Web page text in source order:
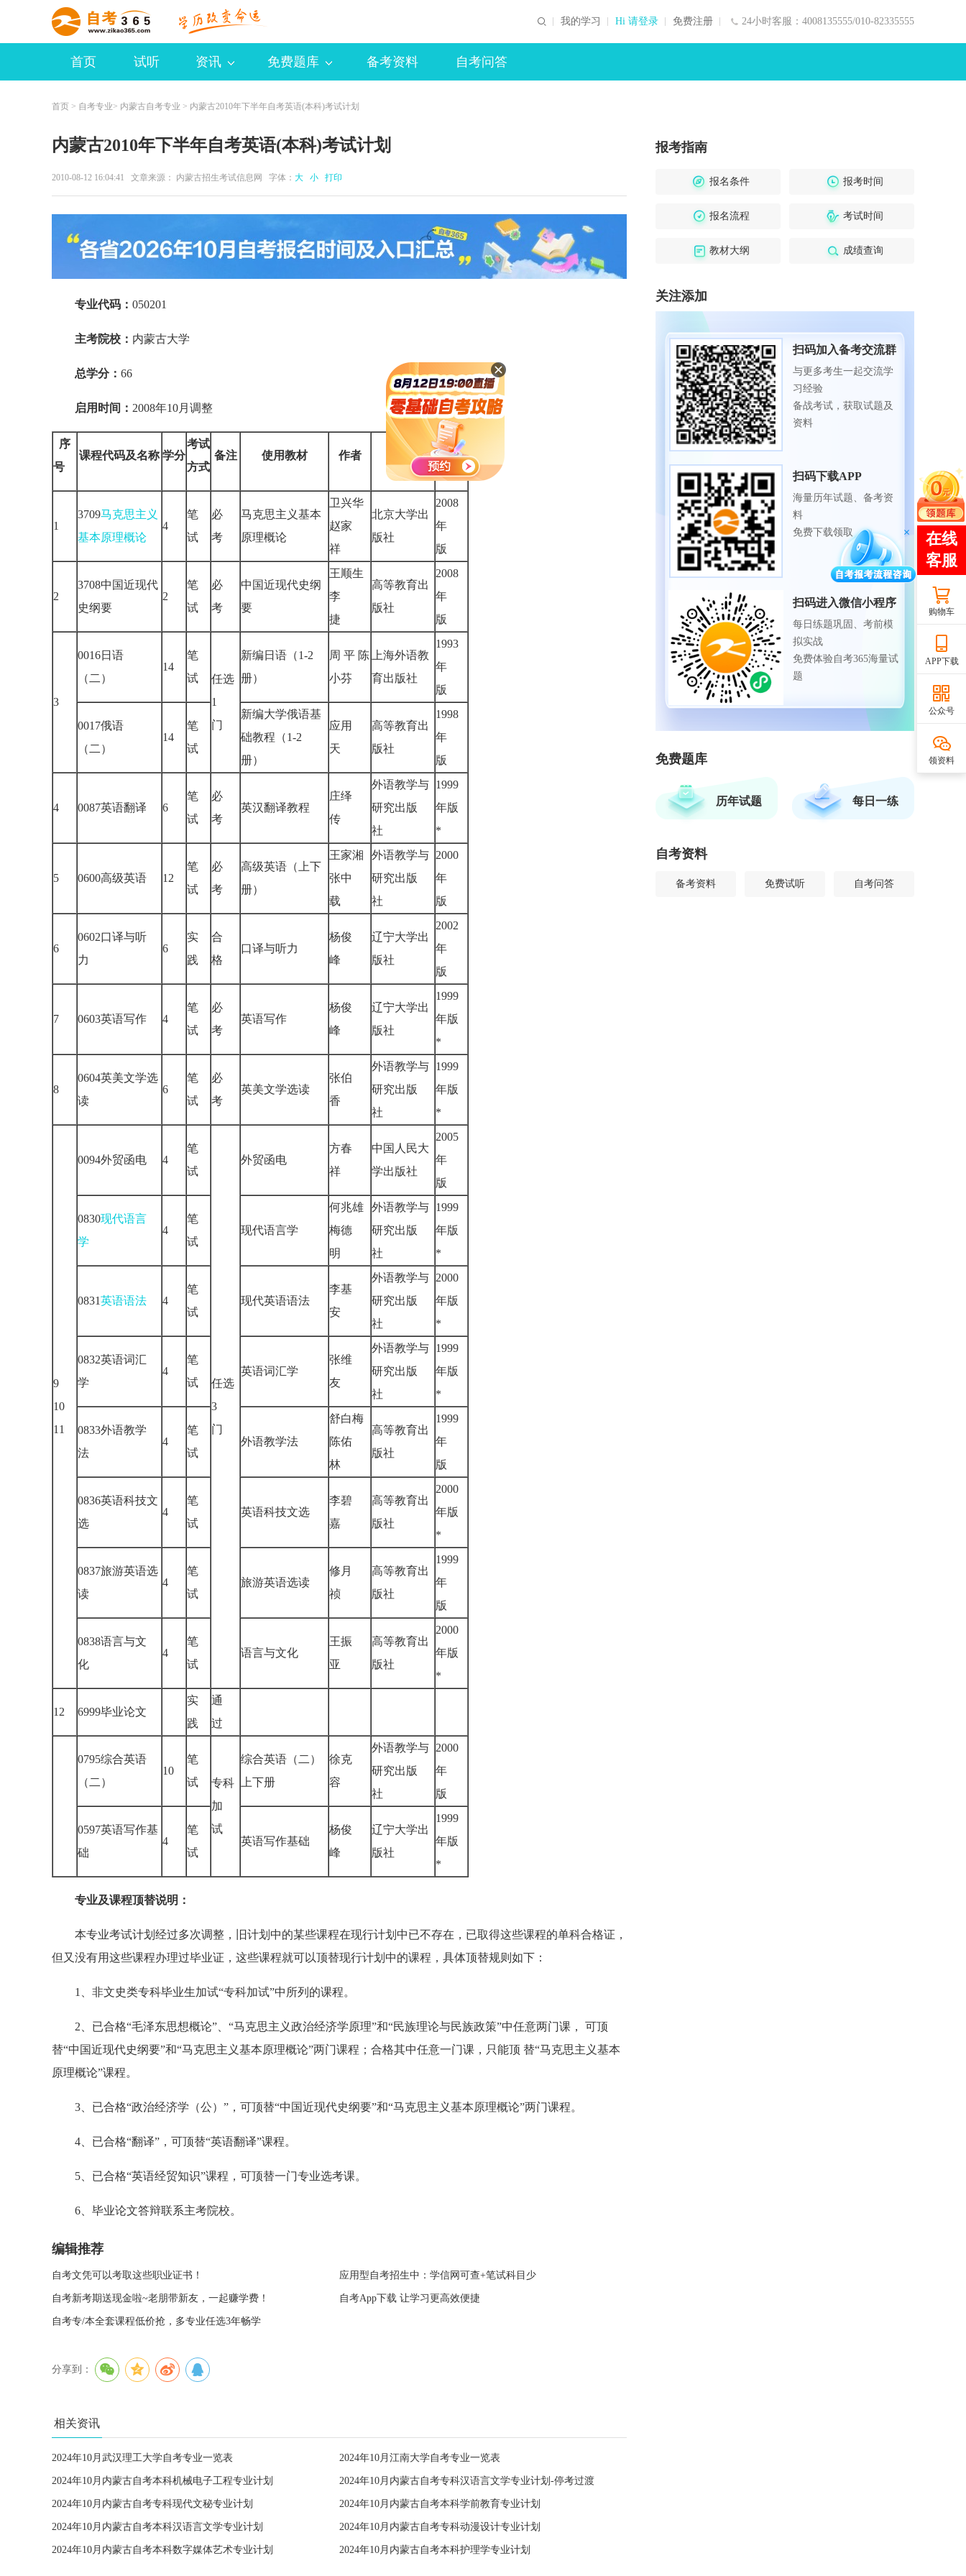
24小时客服：4008135555/010-82335555
我的学习 Hi 请登录 免费注册
首页 试听 资讯 免费题库 备考资料 自考问答
首页 > 自考专业> 内蒙古自考专业 > 内蒙古2010年下半年自考英语(本科)考试计划
内蒙古2010年下半年自考英语(本科)考试计划
2010-08-12 16:04:41 文章来源： 内蒙古招生考试信息网 字体： 大 小 打印
专业代码： 050201
主考院校： 内蒙古大学
总学分： 66
启用时间： 2008年10月调整
序
号
课程代码及名称 学分
考试
方式
备注 使用教材 作者 出版社
版
本
1
3709马克思主义
基本原理概论
4
笔
试
必
考
马克思主义基本
原理概论
卫兴华
赵家
祥
北京大学出
版社
2008
年
版
2
3708中国近现代
史纲要
2
笔
试
必
考
中国近现代史纲
要
王顺生
李
捷
高等教育出
版社
2008
年
版
3
0016日语
（二）
14
笔
试
任选
1
门
新编日语（1-2
册）
周 平 陈
小芬
上海外语教
育出版社
1993
年
版
0017俄语
（二）
14
笔
试
新编大学俄语基
础教程（1-2
册）
应用
天
高等教育出
版社
1998
年
版
4 0087英语翻译 6
笔
试
必
考
英汉翻译教程
庄绎
传
外语教学与
研究出版
社
1999
年版
*
5 0600高级英语 12
笔
试
必
考
高级英语（上下
册）
王家湘
张中
载
外语教学与
研究出版
社
2000
年
版
6
0602口译与听
力
6
实
践
合
格
口译与听力
杨俊
峰
辽宁大学出
版社
2002
年
版
7 0603英语写作 4
笔
试
必
考
英语写作
杨俊
峰
辽宁大学出
版社
1999
年版
*
8
0604英美文学选
读
6
笔
试
必
考
英美文学选读
张伯
香
外语教学与
研究出版
社
1999
年版
*
9
10
11
0094外贸函电 4
笔
试
任选
3
门
外贸函电
方春
祥
中国人民大
学出版社
2005
年
版
0830现代语言
学
4
笔
试
现代语言学
何兆雄
梅德
明
外语教学与
研究出版
社
1999
年版
*
0831英语语法 4
笔
试
现代英语语法
李基
安
外语教学与
研究出版
社
2000
年版
*
0832英语词汇
学
4
笔
试
英语词汇学
张维
友
外语教学与
研究出版
社
1999
年版
*
0833外语教学
法
4
笔
试
外语教学法
舒白梅
陈佑
林
高等教育出
版社
1999
年
版
0836英语科技文
选
4
笔
试
英语科技文选
李碧
嘉
高等教育出
版社
2000
年版
*
0837旅游英语选
读
4
笔
试
旅游英语选读
修月
祯
高等教育出
版社
1999
年
版
0838语言与文
化
4
笔
试
语言与文化
王振
亚
高等教育出
版社
2000
年版
*
12 6999毕业论文
实
践
通
过
0795综合英语
（二）
10
笔
试
专科
加
试
综合英语（二）
上下册
徐克
容
外语教学与
研究出版
社
2000
年
版
0597英语写作基
础
4
笔
试
英语写作基础
杨俊
峰
辽宁大学出
版社
1999
年版
*
专业及课程顶替说明：
本专业考试计划经过多次调整，旧计划中的某些课程在现行计划中已不存在，已取得这些课程的单科合格证，
但又没有用这些课程办理过毕业证，这些课程就可以顶替现行计划中的课程，具体顶替规则如下：
1、非文史类专科毕业生加试“专科加试”中所列的课程。
2、已合格“毛泽东思想概论”、“马克思主义政治经济学原理”和“民族理论与民族政策”中任意两门课， 可顶
替“中国近现代史纲要”和“马克思主义基本原理概论”两门课程；合格其中任意一门课，只能顶 替“马克思主义基本
原理概论”课程。
3、已合格“政治经济学（公）”，可顶替“中国近现代史纲要”和“马克思主义基本原理概论”两门课程。
4、已合格“翻译”，可顶替“英语翻译”课程。
5、已合格“英语经贸知识”课程，可顶替一门专业选考课。
6、毕业论文答辩联系主考院校。
编辑推荐
自考文凭可以考取这些职业证书！ 应用型自考招生中：学信网可查+笔试科目少
自考新考期送现金啦~老朋带新友，一起赚学费！ 自考App下载 让学习更高效便捷
自考专/本全套课程低价抢，多专业任选3年畅学
分享到：
相关资讯
2024年10月武汉理工大学自考专业一览表 2024年10月江南大学自考专业一览表
2024年10月内蒙古自考本科机械电子工程专业计划 2024年10月内蒙古自考专科汉语言文学专业计划-停考过渡
2024年10月内蒙古自考专科现代文秘专业计划 2024年10月内蒙古自考本科学前教育专业计划
2024年10月内蒙古自考本科汉语言文学专业计划 2024年10月内蒙古自考专科动漫设计专业计划
2024年10月内蒙古自考本科数字媒体艺术专业计划 2024年10月内蒙古自考本科护理学专业计划
报考指南
报名条件 报考时间
报名流程 考试时间
教材大纲 成绩查询
关注添加
扫码加入备考交流群
与更多考生一起交流学
习经验
备战考试，获取试题及
资料
扫码下载APP
海量历年试题、备考资
料
免费下载领取
扫码进入微信小程序
每日练题巩固、考前模
拟实战
免费体验自考365海量试
题
免费题库
历年试题 每日一练
自考资料
备考资料 免费试听 自考问答
购物车
APP下载
公众号
领资料